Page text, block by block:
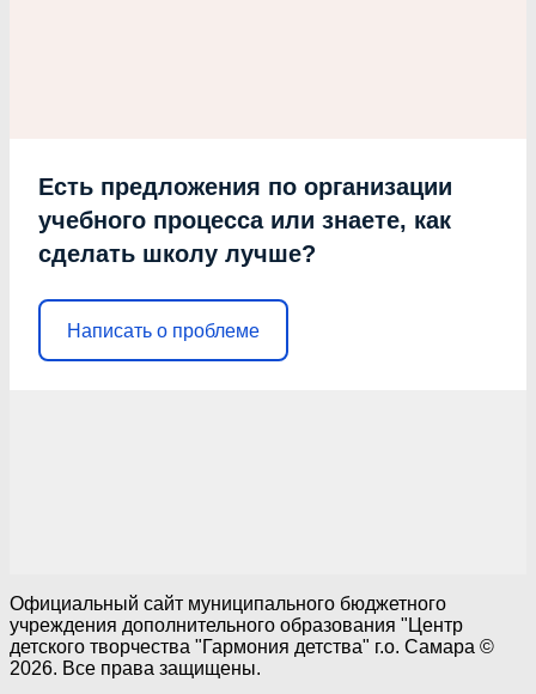
Есть предложения по организации
учебного процесса или знаете, как
сделать школу лучше?
Написать о проблеме
Официальный сайт муниципального бюджетного
учреждения дополнительного образования "Центр
детского творчества "Гармония детства" г.о. Самара ©
2026. Все права защищены.